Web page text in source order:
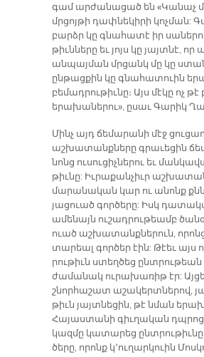
գամ ար­ժա­նա­ցած են «Կա­նաչ
մրցոյ­թի դափ­նեկ­ի­րի կոչ­ման:
բարձր կը գնա­հա­տէ իր
թիւն­նե­րը եւ յոյս կը յայտ­նէ,
ան­պայ­ման մրցանկ մը կը
ըն­թաց­քին կը գնա­հա­տուին
բե­մադ­րու­թիւ­նը։ Այս մէ­կը ոչ
ե­րա­խա­նե­րու», ը­սաւ Գա­րիկ
Մինչ այդ ճե­մա­րա­նի մէջ
աշ­խա­տանք­նե­րը գրա­ւե­ցին
նոնց ու­սու­ցիչ­նե­րու եւ
թիւ­նը: Իւ­րա­քանչ­իւր
մա­րա­նա­կան կար ու ա­նոնք
յացուած գոր­ծե­րը: Իսկ
ա­մե­նայն ու­շադ­րու­թեամբ
ուած աշ­խա­տանք­նե­րուն,
տար­եալ գոր­ծեր էին: Թէեւ
րու­թիւն ստեղ­ծեց ընտ­րու­թեան
ժա­մա­նակ ու­րա­խա­ռիթ էր:
շնոր­հա­շատ ա­շա­կերտ­նե­րով,
թիւն յայտ­նե­ցին, թէ նման
Հայաստանի գիւ­ղա­կան
կազ­մը կա­տա­րեց
ծե­րը, ո­րոնք կ՚ու­ղար­կուին